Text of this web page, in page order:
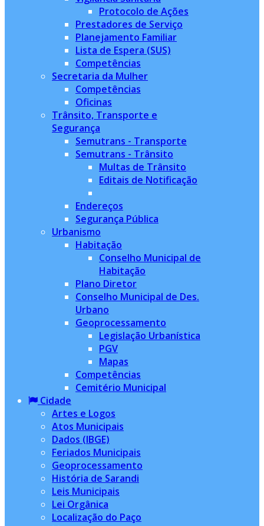
Protocolo de Ações
Prestadores de Serviço
Planejamento Familiar
Lista de Espera (SUS)
Competências
Secretaria da Mulher
Competências
Oficinas
Trânsito, Transporte e
Segurança
Semutrans - Transporte
Semutrans - Trânsito
Multas de Trânsito
Editais de Notificação
Endereços
Segurança Pública
Urbanismo
Habitação
Conselho Municipal de
Habitação
Plano Diretor
Conselho Municipal de Des.
Urbano
Geoprocessamento
Legislação Urbanística
PGV
Mapas
Competências
Cemitério Municipal
Cidade
Artes e Logos
Atos Municipais
Dados (IBGE)
Feriados Municipais
Geoprocessamento
História de Sarandi
Leis Municipais
Lei Orgânica
Localização do Paço